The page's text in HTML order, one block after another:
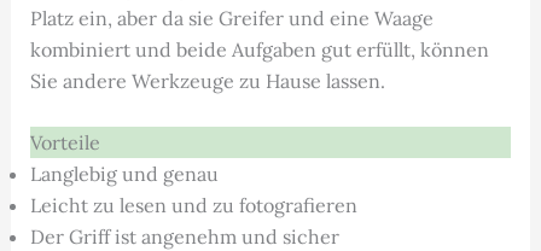
Platz ein, aber da sie Greifer und eine Waage
kombiniert und beide Aufgaben gut erfüllt, können
Sie andere Werkzeuge zu Hause lassen.
Vorteile
Langlebig und genau
Leicht zu lesen und zu fotografieren
Der Griff ist angenehm und sicher